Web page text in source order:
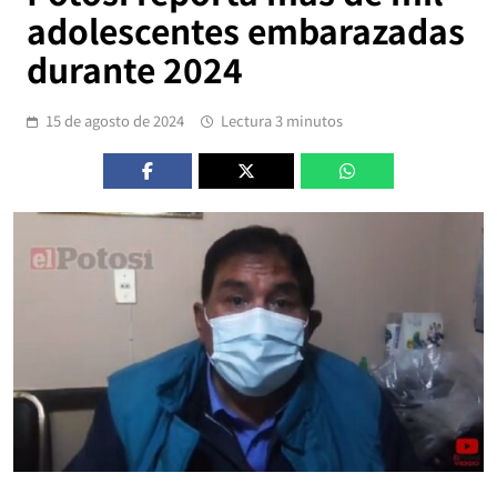
adolescentes embarazadas
durante 2024
15 de agosto de 2024 Lectura 3 minutos